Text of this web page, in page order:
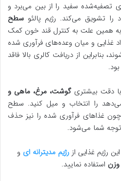
تصفیه‌شده سفید را از بین می‌برد و
تشویق می‌کند. رژیم پالئو سطح
به همین علت به کنترل قند خون کمک
غذایی و میان وعده‌های فرآوری شده
بنابراین از دریافت کالری بالا فاقد
دقت بیشتری گوشت، مرغ، ماهی و
را انتخاب و میل کنید. سطح
غذاهای فرآوری شده را نیز حذف
شما می‌شود.
رژیم غذایی از رژیم مدیترانه ای و
استفاده نمایید.